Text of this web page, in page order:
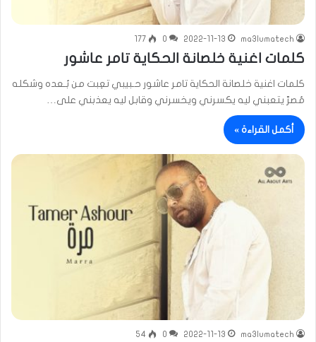
ma3lumatech
2022-11-13
0
177
كلمات اغنية خلصانة الحكاية تامر عاشور
كلمات اغنية خلصانة الحكاية تامر عاشور حـبيبي تعِبت من بُـعده وشكله
مُصرّ يتعبني ليه يكسرني ويخسرني وقابل ليه يعذبني على…
أكمل القراءة »
ma3lumatech
2022-11-13
0
54